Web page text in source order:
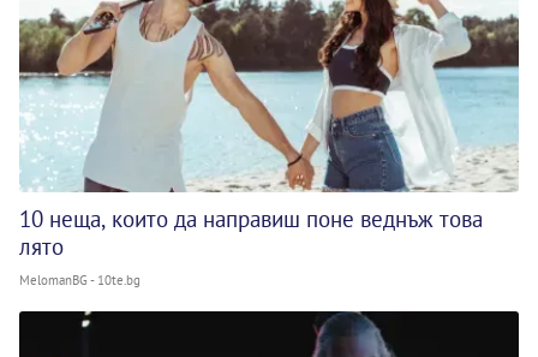
10 неща, които да направиш поне веднъж това
лято
MelomanBG - 10te.bg